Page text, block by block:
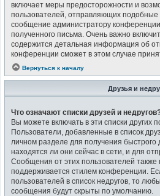
включает меры предосторожности и
пользователей, отправляющих
сообщение администратору
полученного письма. Очень важно
содержится детальная информация об
конференции сможет в этом случае
Вернуться к началу
Друзья и
Что означают списки друзей и
Вы можете включать в эти списки других
Пользователи, добавленные в список
личном разделе для получения быстрого
находятся ли они сейчас в сети, и для
Сообщения от этих пользователей также
поддерживается стилем конференции.
пользователей в список недругов, то
сообщения будут скрыты по умолчанию.